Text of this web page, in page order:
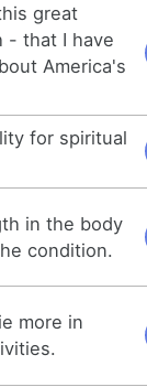
great
- that I have
America's
for spiritual
in the body
condition.
more in